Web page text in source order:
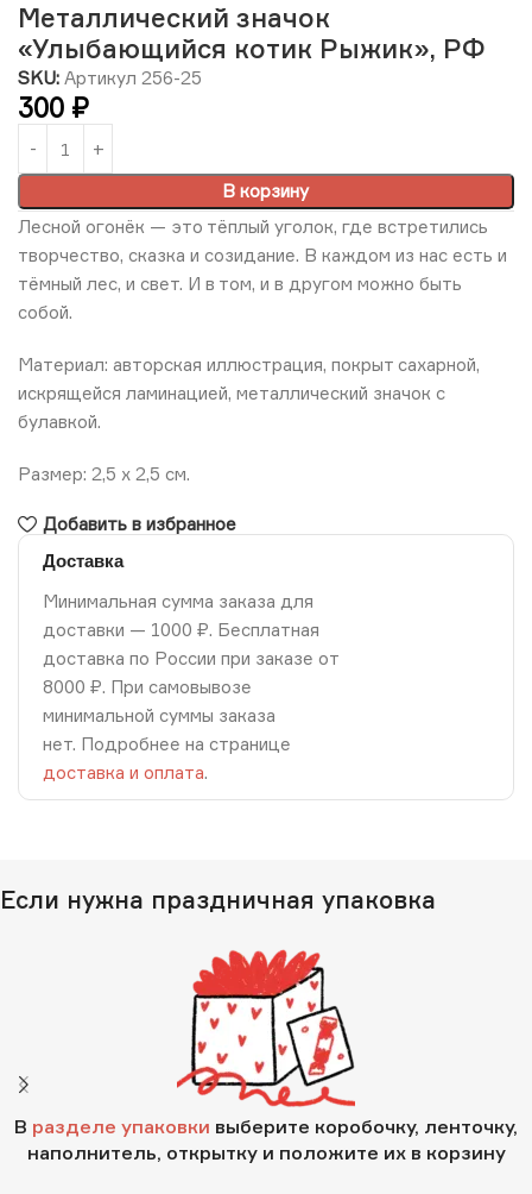
Металлический значок
«Улыбающийся котик Рыжик», РФ
SKU: Артикул 256-25
300 ₽
В корзину
Лесной огонёк — это тёплый уголок, где встретились
творчество, сказка и созидание. В каждом из нас есть и
тёмный лес, и свет. И в том, и в другом можно быть
собой.
Материал: авторская иллюстрация, покрыт сахарной,
искрящейся ламинацией, металлический значок с
булавкой.
Размер: 2,5 х 2,5 см.
Добавить в избранное
Доставка
Минимальная сумма заказа для
доставки — 1000 ₽. Бесплатная
доставка по России при заказе от
8000 ₽. При самовывозе
минимальной суммы заказа
нет. Подробнее на странице
доставка и оплата.
Если нужна праздничная упаковка
В разделе упаковки выберите коробочку, ленточку,
наполнитель, открытку и положите их в корзину